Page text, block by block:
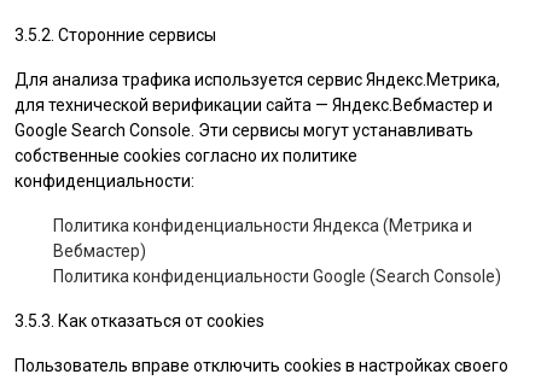
3.5.2. Сторонние сервисы
Для анализа трафика используется сервис Яндекс.Метрика,
для технической верификации сайта — Яндекс.Вебмастер и
Google Search Console. Эти сервисы могут устанавливать
собственные cookies согласно их политике
конфиденциальности:
Политика конфиденциальности Яндекса (Метрика и
Вебмастер)
Политика конфиденциальности Google (Search Console)
3.5.3. Как отказаться от cookies
Пользователь вправе отключить cookies в настройках своего